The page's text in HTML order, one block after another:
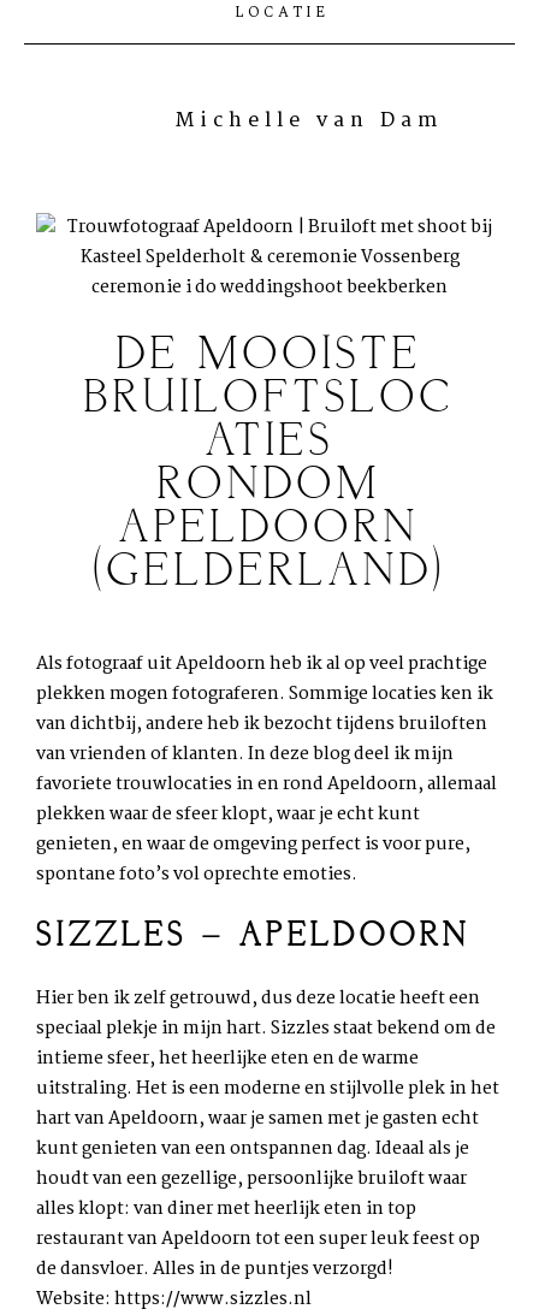
LOCATIE
Michelle van Dam
DE MOOISTE
BRUILOFTSLOC
ATIES
RONDOM
APELDOORN
(GELDERLAND)
Als fotograaf uit Apeldoorn heb ik al op veel prachtige
plekken mogen fotograferen. Sommige locaties ken ik
van dichtbij, andere heb ik bezocht tijdens bruiloften
van vrienden of klanten. In deze blog deel ik mijn
favoriete trouwlocaties in en rond Apeldoorn, allemaal
plekken waar de sfeer klopt, waar je echt kunt
genieten, en waar de omgeving perfect is voor pure,
spontane foto’s vol oprechte emoties.
SIZZLES – APELDOORN
Hier ben ik zelf getrouwd, dus deze locatie heeft een
speciaal plekje in mijn hart. Sizzles staat bekend om de
intieme sfeer, het heerlijke eten en de warme
uitstraling. Het is een moderne en stijlvolle plek in het
hart van Apeldoorn, waar je samen met je gasten echt
kunt genieten van een ontspannen dag. Ideaal als je
houdt van een gezellige, persoonlijke bruiloft waar
alles klopt: van diner met heerlijk eten in top
restaurant van Apeldoorn tot een super leuk feest op
de dansvloer. Alles in de puntjes verzorgd!
Website: https://www.sizzles.nl